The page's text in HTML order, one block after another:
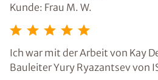
Kunde: Frau M. W.
Ich war mit der Arbeit von Kay
Bauleiter Yury Ryazantsev von